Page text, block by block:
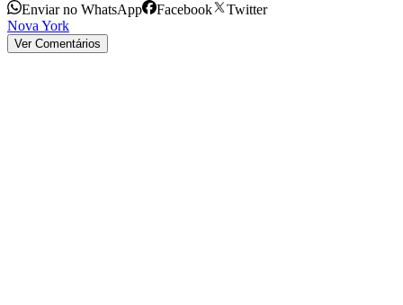
Enviar no WhatsApp Facebook
Twitter
Nova York
Ver Comentários